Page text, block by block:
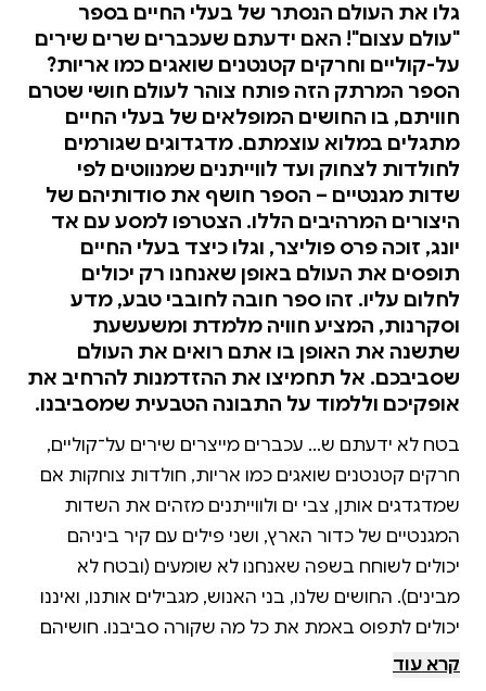
גלו את העולם הנסתר של בעלי החיים בספר
"עולם עצום"! האם ידעתם שעכברים שרים שירים
על-קוליים וחרקים קטנטנים שואגים כמו אריות?
הספר המרתק הזה פותח צוהר לעולם חושי שטרם
חוויתם, בו החושים המופלאים של בעלי החיים
מתגלים במלוא עוצמתם. מדגדוגים שגורמים
לחולדות לצחוק ועד לווייתנים שמנווטים לפי
שדות מגנטיים – הספר חושף את סודותיהם של
היצורים המרהיבים הללו. הצטרפו למסע עם אד
יונג, זוכה פרס פוליצר, וגלו כיצד בעלי החיים
תופסים את העולם באופן שאנחנו רק יכולים
לחלום עליו. זהו ספר חובה לחובבי טבע, מדע
וסקרנות, המציע חוויה מלמדת ומשעשעת
שתשנה את האופן בו אתם רואים את העולם
שסביבכם. אל תחמיצו את ההזדמנות להרחיב את
אופקיכם וללמוד על התבונה הטבעית שמסביבנו.
בטח לא ידעתם ש... עכברים מייצרים שירים על־קוליים,
חרקים קטנטנים שואגים כמו אריות, חולדות צוחקות אם
שמדגדגים אותן, צבי ים ולווייתנים מזהים את השדות
המגנטיים של כדור הארץ, ושני פילים עם קיר ביניהם
יכולים לשוחח בשפה שאנחנו לא שומעים (ובטח לא
מבינים). החושים שלנו, בני האנוש, מגבילים אותנו, ואיננו
יכולים לתפוס באמת את כל מה שקורה סביבנו. חושיהם
של בעלי החיים, לעומת זאת, מופלאים ועוצמתיים הרבה
קרא עוד